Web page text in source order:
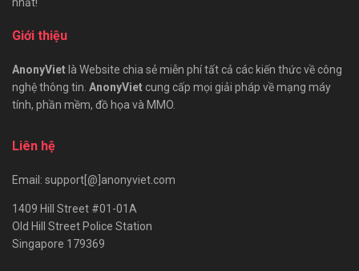
Giới thiệu
AnonyVietlà Website chia sẻ miễn phí tất cả các kiến thức về công
nghệ thông tin. AnonyViet cung cấp mọi giải pháp về mạng máy
tính, phần mềm, đồ họa và MMO.
Liên hệ
Email: support[@]anonyviet.com
1409 Hill Street #01-01A
Old Hill Street Police Station
Singapore 179369